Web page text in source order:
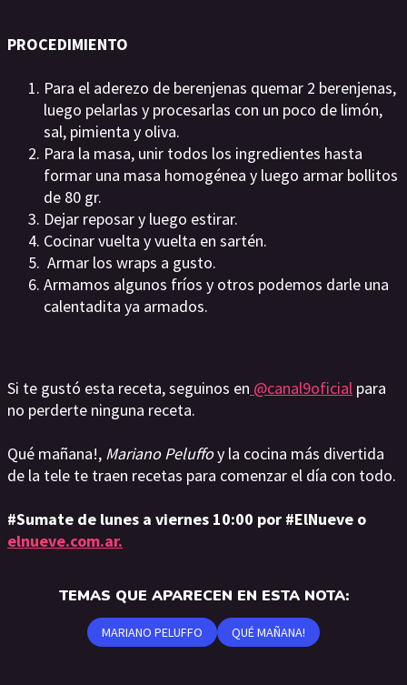
PROCEDIMIENTO
Para el aderezo de berenjenas quemar 2 berenjenas,
luego pelarlas y procesarlas con un poco de limón,
sal, pimienta y oliva.
Para la masa, unir todos los ingredientes hasta
formar una masa homogénea y luego armar bollitos
de 80 gr.
Dejar reposar y luego estirar.
Cocinar vuelta y vuelta en sartén.
Armar los wraps a gusto.
Armamos algunos fríos y otros podemos darle una
calentadita ya armados.
Si te gustó esta receta, seguinos en @canal9oficial para
no perderte ninguna receta.
Qué mañana!, Mariano Peluffoy la cocina más divertida
de la tele te traen recetas para comenzar el día con todo.
#Sumate de lunes a viernes 10:00 por #ElNueve o
elnueve.com.ar.
TEMAS QUE APARECEN EN ESTA NOTA:
MARIANO PELUFFO QUÉ MAÑANA!